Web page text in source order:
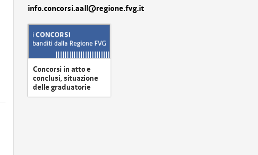
info.concorsi.aall@regione.fvg.it
Concorsi in atto e
conclusi, situazione
delle graduatorie